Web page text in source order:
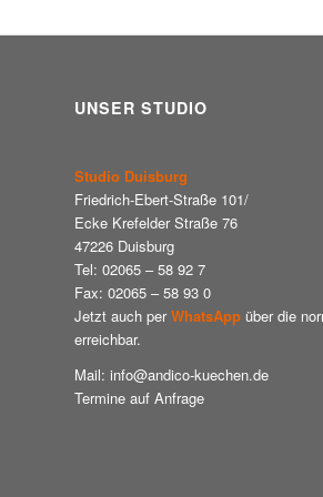
UNSER STUDIO
Studio Duisburg
Friedrich-Ebert-Straße 101/
Ecke Krefelder Straße 76
47226 Duisburg
Tel: 02065 – 58 92 7
Fax: 02065 – 58 93 0
Jetzt auch perWhatsApp über die
erreichbar.
Mail: info@andico-kuechen.de
Termine auf Anfrage